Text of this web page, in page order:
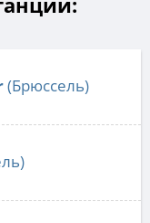
(Брюссель)